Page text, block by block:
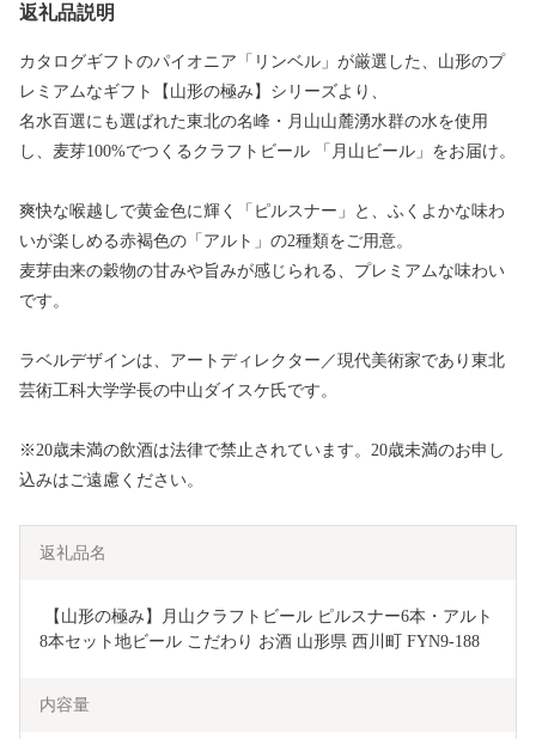
返礼品説明
カタログギフトのパイオニア「リンベル」が厳選した、山形のプ
レミアムなギフト【山形の極み】シリーズより、
名水百選にも選ばれた東北の名峰・月山山麓湧水群の水を使用
し、麦芽100%でつくるクラフトビール 「月山ビール」をお届け。
爽快な喉越しで黄金色に輝く「ピルスナー」と、ふくよかな味わ
いが楽しめる赤褐色の「アルト」の2種類をご用意。
麦芽由来の穀物の甘みや旨みが感じられる、プレミアムな味わい
です。
ラベルデザインは、アートディレクター／現代美術家であり東北
芸術工科大学学長の中山ダイスケ氏です。
※20歳未満の飲酒は法律で禁止されています。20歳未満のお申し
込みはご遠慮ください。
返礼品名
8本セット地ビール こだわり お酒 山形県 西川町 FYN9-188
内容量